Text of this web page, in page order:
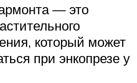
— это
который может
при энкопрезе у